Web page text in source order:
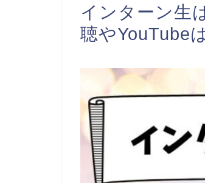
インターン生
聴やYouTube